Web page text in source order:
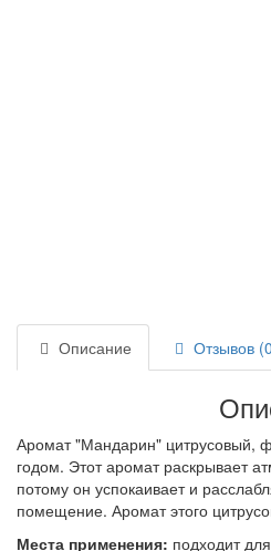
Описание
Отзывов
Аромат "Мандарин" цитрусовый,
годом. Этот аромат раскрывает
потому он успокаивает и
помещение. Аромат этого
Места применения: подходит